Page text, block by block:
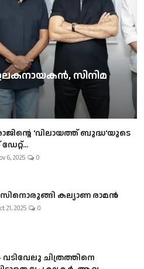
സിനിമ
'വിലായത്ത് ബുദ്ധ'യുടെ
6, 2025 0
കല്യാണ രാമൻ
21, 2025 0
ചിത്രത്തിനെ